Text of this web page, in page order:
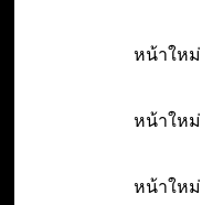
หน้าใหม่
หน้าใหม่
หน้าใหม่